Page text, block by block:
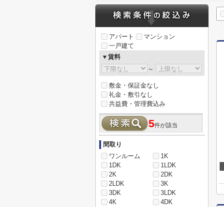
アパート
マンション
一戸建て
▼賃料
～
敷金・保証金なし
礼金・敷引なし
共益費・管理費込み
5件が該当
間取り
ワンルーム
1K
1DK
1LDK
2K
2DK
2LDK
3K
3DK
3LDK
4K
4DK